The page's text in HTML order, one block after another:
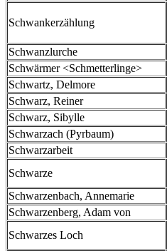
Schwankerzählung
Schwanzlurche
Schwärmer <Schmetterlinge>
Schwartz, Delmore
Schwarz, Reiner
Schwarz, Sibylle
Schwarzach (Pyrbaum)
Schwarzarbeit
Schwarze
Schwarzenbach, Annemarie
Schwarzenberg, Adam von
Schwarzes Loch